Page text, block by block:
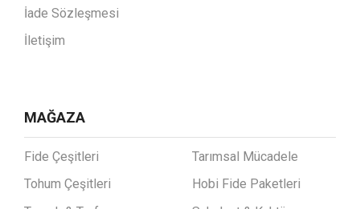
İade Sözleşmesi
İletişim
MAĞAZA
Fide Çeşitleri
Tohum Çeşitleri
Tarımsal Mücadele
Hobi Fide Paketleri